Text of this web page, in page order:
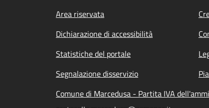
Footer menu
Area riservata
Dichiarazione di accessibilità
Statistiche del portale
Segnalazione disservizio
Comune di Marcedusa - Partita IVA